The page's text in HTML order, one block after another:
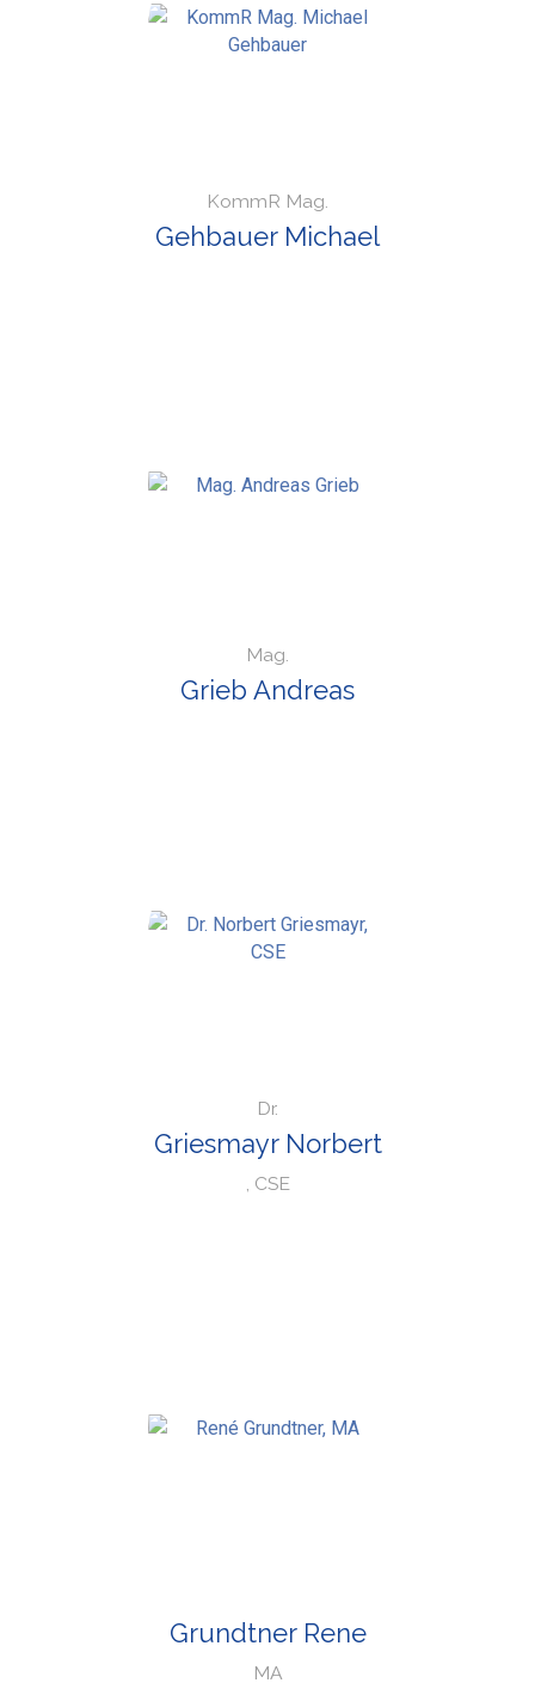
KommR Mag.
Gehbauer Michael
Mag.
Grieb Andreas
Dr.
Griesmayr Norbert
, CSE
Grundtner Rene
MA